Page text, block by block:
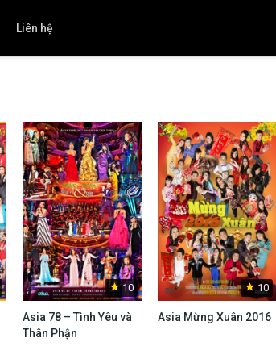
Liên hệ
10
Asia 78 – Tình Yêu và
Thân Phận
10
Asia Mừng Xuân 2016